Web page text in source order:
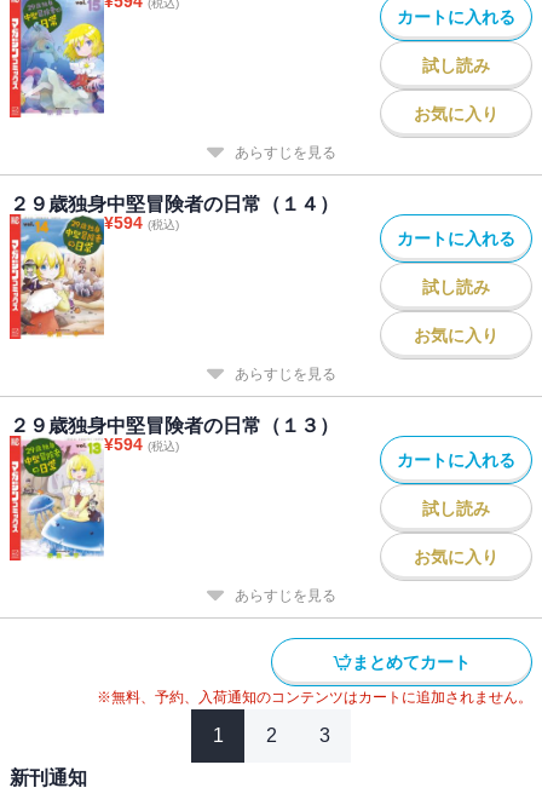
(税込)
カートに入れる
試し読み
お気に入り
あらすじを見る
２９歳独身中堅冒険者の日常（１４）
¥594 (税込)
カートに入れる
試し読み
お気に入り
あらすじを見る
２９歳独身中堅冒険者の日常（１３）
¥594 (税込)
カートに入れる
試し読み
お気に入り
あらすじを見る
まとめてカート
※無料、予約、入荷通知のコンテンツはカートに追加されません。
1 2 3
新刊通知